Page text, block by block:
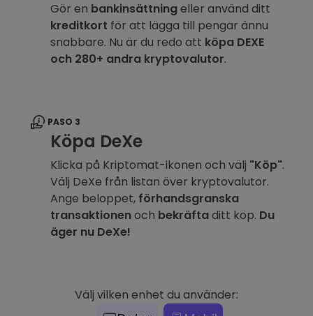
Gör en bankinsättningeller använd ditt
kreditkort för att lägga till pengar ännu
snabbare. Nu är du redo att köpa DEXE
och 280+ andra kryptovalutor.
PASO 3
Köpa DeXe
Klicka på Kriptomat-ikonen och välj "Köp".
Välj DeXe från listan över kryptovalutor.
Ange beloppet, förhandsgranska
transaktionenoch bekräftaditt köp. Du
äger nu DeXe!
Välj vilken enhet du använder: